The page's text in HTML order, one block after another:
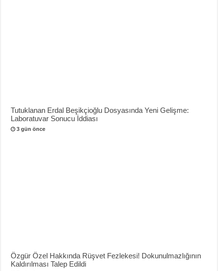
Tutuklanan Erdal Beşikçioğlu Dosyasında Yeni Gelişme:
Laboratuvar Sonucu İddiası
3 gün önce
Özgür Özel Hakkında Rüşvet Fezlekesi! Dokunulmazlığının
Kaldırılması Talep Edildi